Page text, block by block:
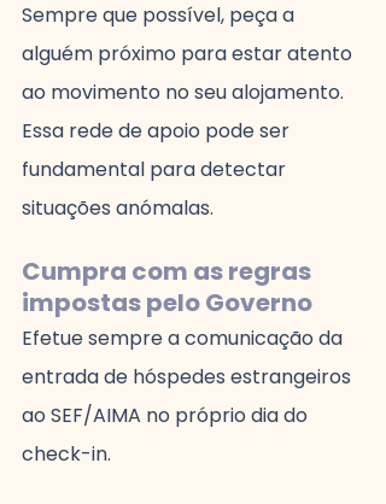
Sempre que possível, peça a
alguém próximo para estar atento
ao movimento no seu alojamento.
Essa rede de apoio pode ser
fundamental para detectar
situações anómalas.
Cumpra com as regras
impostas pelo Governo
Efetue sempre a comunicação da
entrada de hóspedes estrangeiros
ao SEF/AIMA no próprio dia do
check-in.